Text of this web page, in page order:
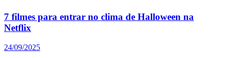
7 filmes para entrar no clima de Halloween na
Netflix
24/09/2025